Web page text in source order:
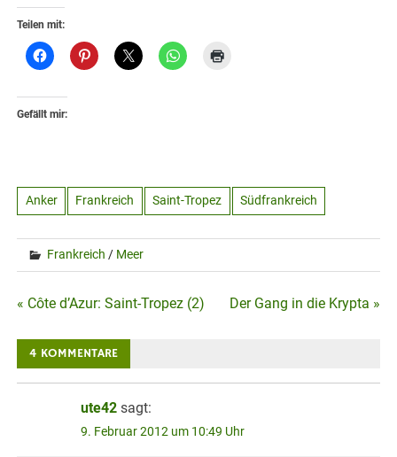
Teilen mit:
Gefällt mir:
Anker Frankreich Saint-Tropez Südfrankreich
Frankreich / Meer
Beitragsnavigation
« Côte d’Azur: Saint-Tropez (2) Der Gang in die Krypta »
4 KOMMENTARE
ute42 sagt:
9. Februar 2012 um 10:49 Uhr